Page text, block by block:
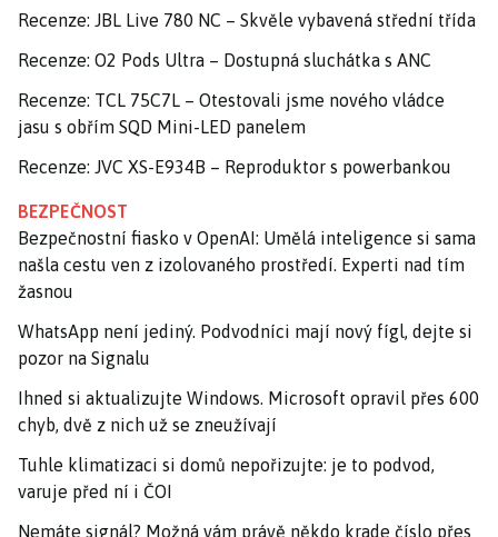
Recenze: JBL Live 780 NC – Skvěle vybavená střední třída
Recenze: O2 Pods Ultra – Dostupná sluchátka s ANC
Recenze: TCL 75C7L – Otestovali jsme nového vládce
jasu s obřím SQD Mini-LED panelem
Recenze: JVC XS-E934B – Reproduktor s powerbankou
BEZPEČNOST
Bezpečnostní fiasko v OpenAI: Umělá inteligence si sama
našla cestu ven z izolovaného prostředí. Experti nad tím
žasnou
WhatsApp není jediný. Podvodníci mají nový fígl, dejte si
pozor na Signalu
Ihned si aktualizujte Windows. Microsoft opravil přes 600
chyb, dvě z nich už se zneužívají
Tuhle klimatizaci si domů nepořizujte: je to podvod,
varuje před ní i ČOI
Nemáte signál? Možná vám právě někdo krade číslo přes